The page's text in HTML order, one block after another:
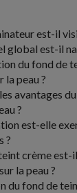
est-il
global est-il
du fond de
la peau ?
avantages
?
est-elle
?
crème
la peau ?
du fond de